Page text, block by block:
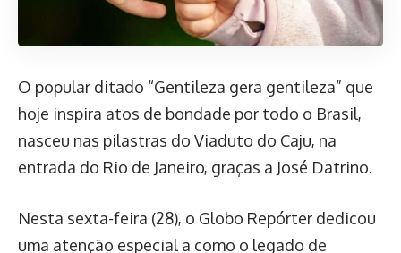
O popular ditado “Gentileza gera gentileza” que
hoje inspira atos de bondade por todo o Brasil,
nasceu nas pilastras do Viaduto do Caju, na
entrada do Rio de Janeiro, graças a José Datrino.
Nesta sexta-feira (28), o Globo Repórter dedicou
uma atenção especial a como o legado de